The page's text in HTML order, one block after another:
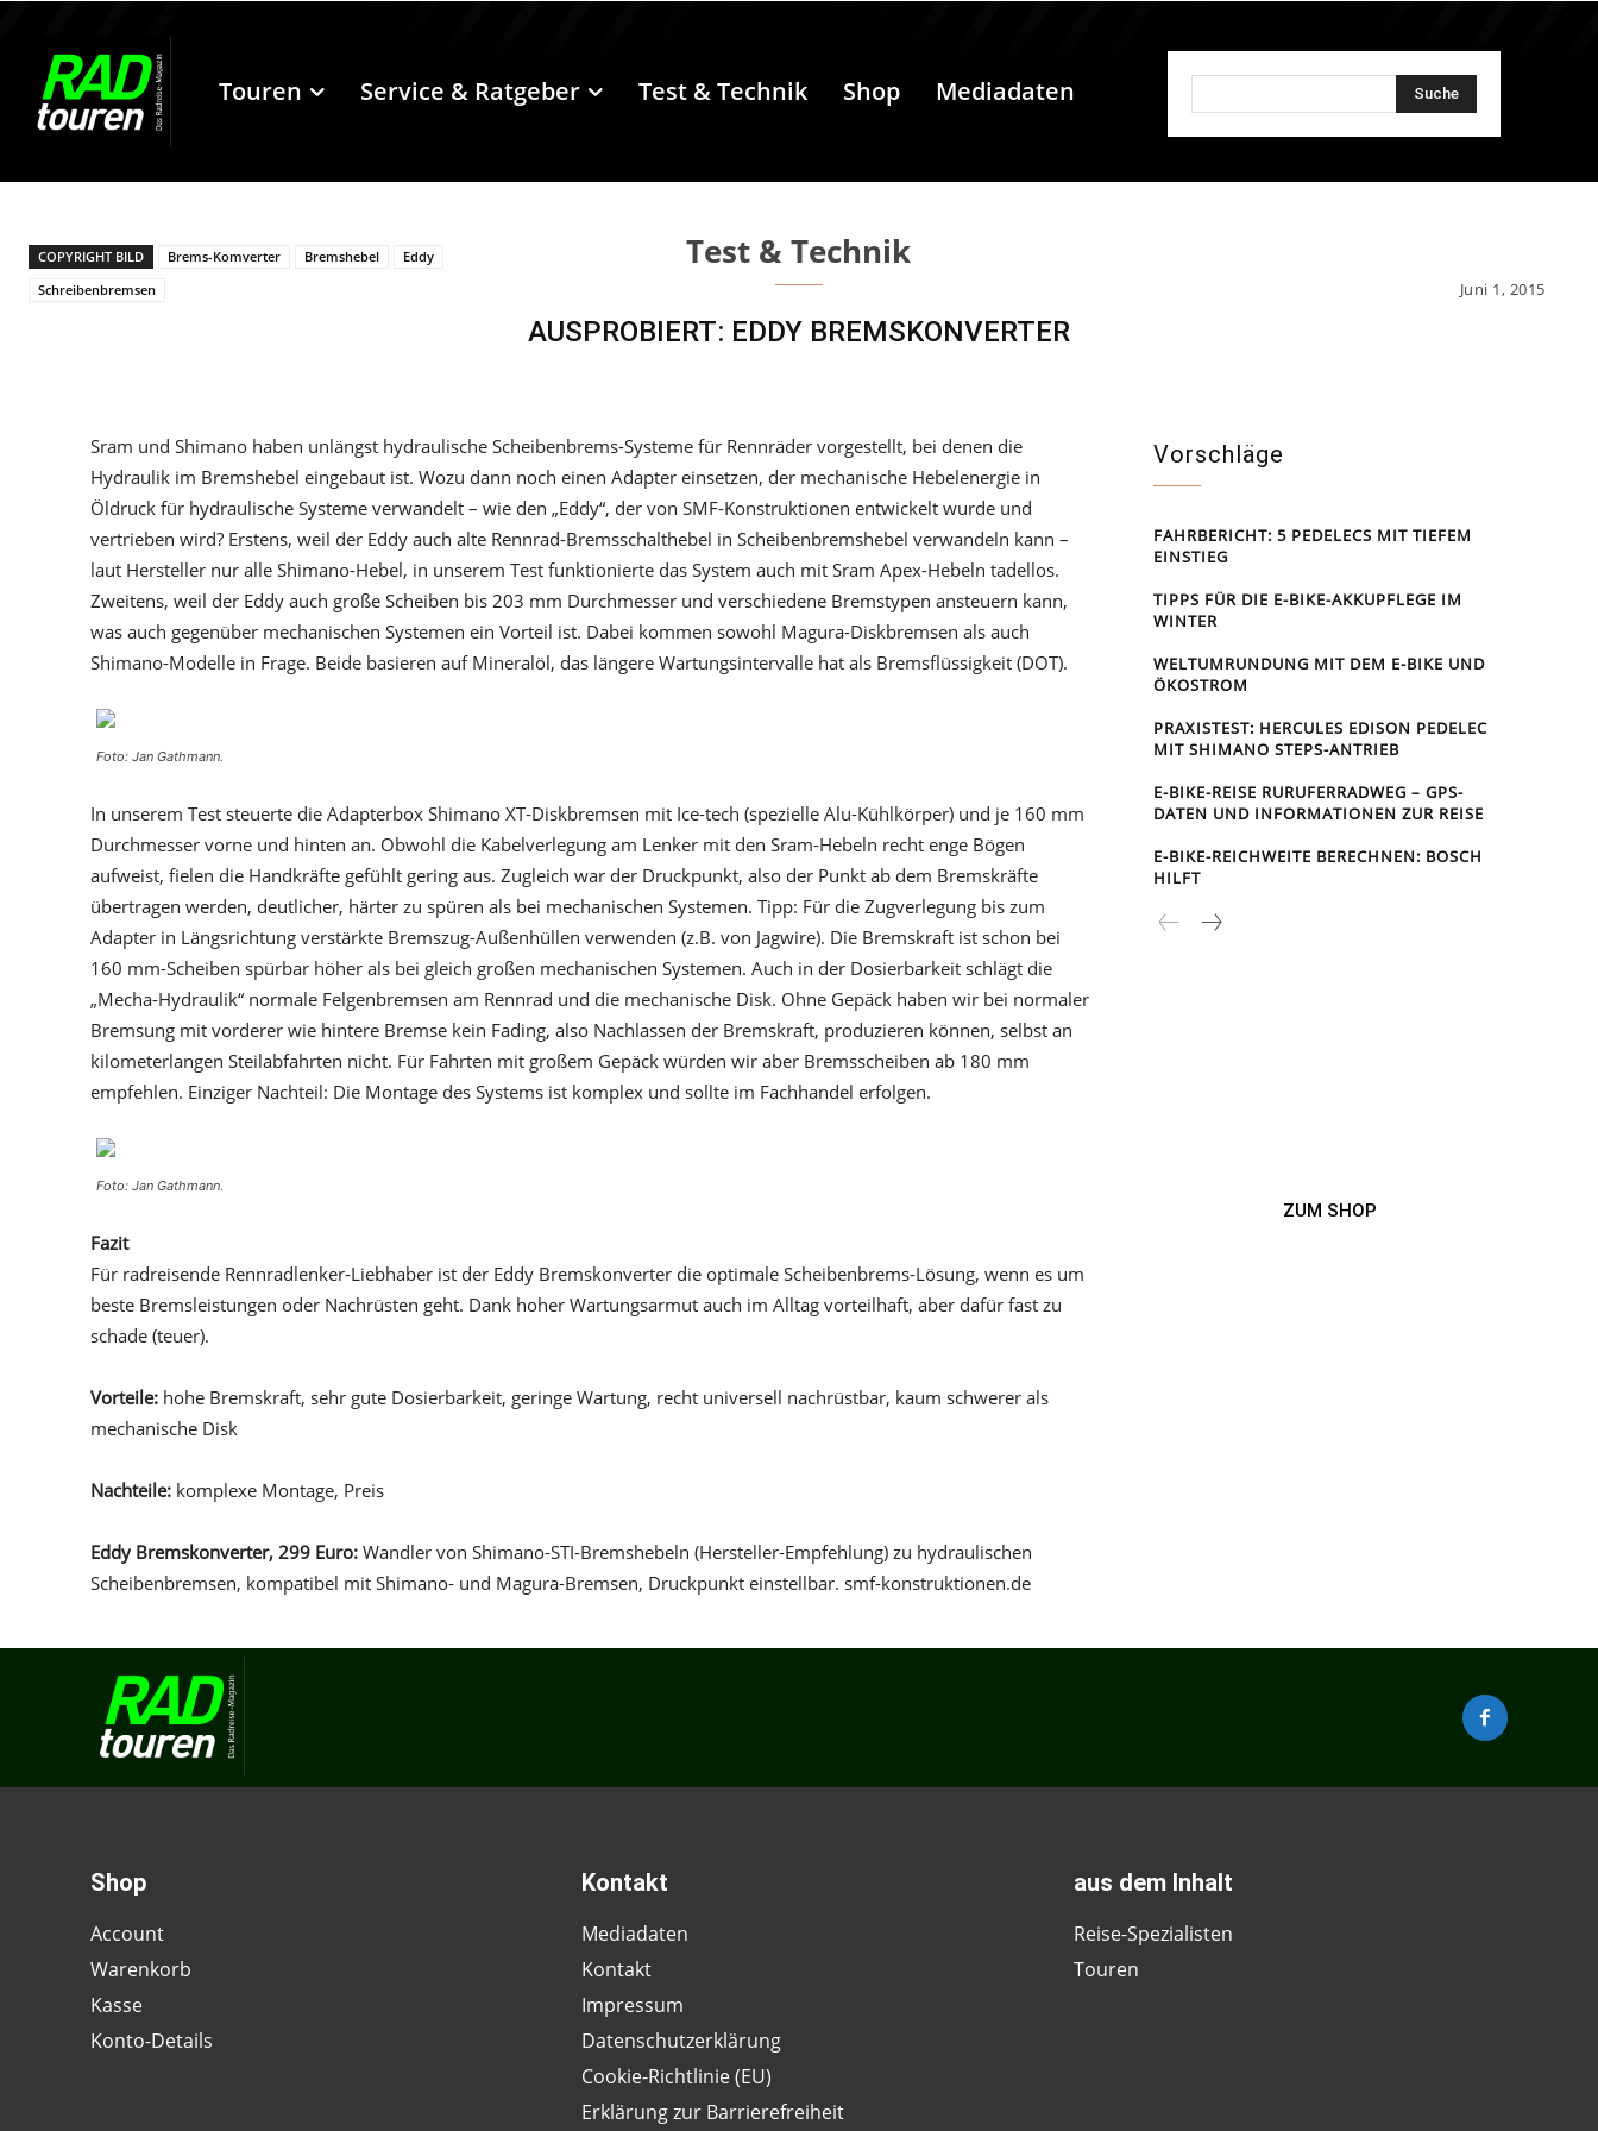
Touren Service & Ratgeber Test & Technik Shop Mediadaten Suche
COPYRIGHT BILD Brems-Komverter Bremshebel
Eddy
Schreibenbremsen
Test & Technik
AUSPROBIERT: EDDY BREMSKONVERTER
Juni 1, 2015
Sram und Shimano haben unlängst hydraulische Scheibenbrems-Systeme für Rennräder vorgestellt, bei denen die
Hydraulik im Bremshebel eingebaut ist. Wozu dann noch einen Adapter einsetzen, der mechanische Hebelenergie in
Öldruck für hydraulische Systeme verwandelt – wie den „Eddy“, der von SMF-Konstruktionen entwickelt wurde und
vertrieben wird? Erstens, weil der Eddy auch alte Rennrad-Bremsschalthebel in Scheibenbremshebel verwandeln kann –
laut Hersteller nur alle Shimano-Hebel, in unserem Test funktionierte das System auch mit Sram Apex-Hebeln tadellos.
Zweitens, weil der Eddy auch große Scheiben bis 203 mm Durchmesser und verschiedene Bremstypen ansteuern kann,
was auch gegenüber mechanischen Systemen ein Vorteil ist. Dabei kommen sowohl Magura-Diskbremsen als auch
Shimano-Modelle in Frage. Beide basieren auf Mineralöl, das längere Wartungsintervalle hat als Bremsflüssigkeit (DOT).
Foto: Jan Gathmann.
In unserem Test steuerte die Adapterbox Shimano XT-Diskbremsen mit Ice-tech (spezielle Alu-Kühlkörper) und je 160 mm
Durchmesser vorne und hinten an. Obwohl die Kabelverlegung am Lenker mit den Sram-Hebeln recht enge Bögen
aufweist, fielen die Handkräfte gefühlt gering aus. Zugleich war der Druckpunkt, also der Punkt ab dem Bremskräfte
übertragen werden, deutlicher, härter zu spüren als bei mechanischen Systemen. Tipp: Für die Zugverlegung bis zum
Adapter in Längsrichtung verstärkte Bremszug-Außenhüllen verwenden (z.B. von Jagwire). Die Bremskraft ist schon bei
160 mm-Scheiben spürbar höher als bei gleich großen mechanischen Systemen. Auch in der Dosierbarkeit schlägt die
„Mecha-Hydraulik“ normale Felgenbremsen am Rennrad und die mechanische Disk. Ohne Gepäck haben wir bei normaler
Bremsung mit vorderer wie hintere Bremse kein Fading, also Nachlassen der Bremskraft, produzieren können, selbst an
kilometerlangen Steilabfahrten nicht. Für Fahrten mit großem Gepäck würden wir aber Bremsscheiben ab 180 mm
empfehlen. Einziger Nachteil: Die Montage des Systems ist komplex und sollte im Fachhandel erfolgen.
Foto: Jan Gathmann.
Fazit
Für radreisende Rennradlenker-Liebhaber ist der Eddy Bremskonverter die optimale Scheibenbrems-Lösung, wenn es um
beste Bremsleistungen oder Nachrüsten geht. Dank hoher Wartungsarmut auch im Alltag vorteilhaft, aber dafür fast zu
schade (teuer).
Vorteile: hohe Bremskraft, sehr gute Dosierbarkeit, geringe Wartung, recht universell nachrüstbar, kaum schwerer als
mechanische Disk
Nachteile: komplexe Montage, Preis
Eddy Bremskonverter, 299 Euro: Wandler von Shimano-STI-Bremshebeln (Hersteller-Empfehlung) zu hydraulischen
Scheibenbremsen, kompatibel mit Shimano- und Magura-Bremsen, Druckpunkt einstellbar. smf-konstruktionen.de
Vorschläge
FAHRBERICHT: 5 PEDELECS MIT TIEFEM
EINSTIEG
TIPPS FÜR DIE E-BIKE-AKKUPFLEGE IM
WINTER
WELTUMRUNDUNG MIT DEM E-BIKE UND
ÖKOSTROM
PRAXISTEST: HERCULES EDISON PEDELEC
MIT SHIMANO STEPS-ANTRIEB
E-BIKE-REISE RUR­UFER­RAD­WEG – GPS-
DATEN UND INFORMATIONEN ZUR REISE
E-BIKE-REICHWEITE BERECHNEN: BOSCH
HILFT
ZUM SHOP
Shop
Account
Warenkorb
Kasse
Konto-Details
Kontakt
Mediadaten
Kontakt
Impressum
Datenschutzerklärung
Cookie-Richtlinie (EU)
Erklärung zur Barrierefreiheit
aus dem Inhalt
Reise-Spezialisten
Touren